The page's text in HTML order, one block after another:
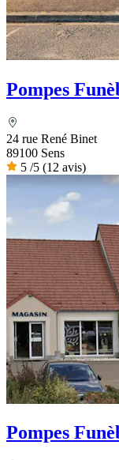
Pompes
24 rue René Binet
89100 Sens
5 /5 (12 avis)
Pompes